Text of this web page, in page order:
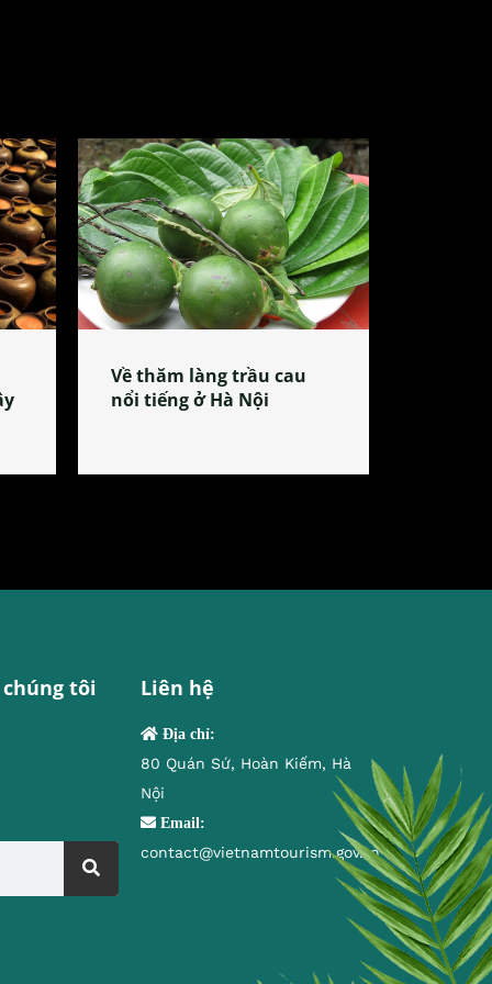
Về thăm làng trầu cau
nổi tiếng ở Hà Nội
tôi Liên hệ
Địa chỉ:
80 Quán Sứ, Hoàn Kiếm, Hà
Nội
Email:
contact@vietnamtourism.gov.vn